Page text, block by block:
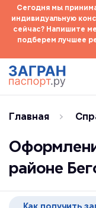
Сегодня мы
индивидуальную
сейчас? Напишите
подберем лучшее
Главная
районе